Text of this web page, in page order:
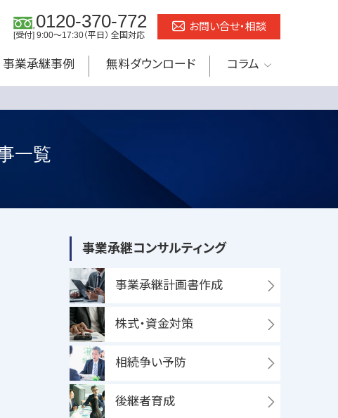
0120-370-772
[受付] 9:00～17:30（平日） 全国対応
お問い合せ・相談
事業承継事例 無料ダウンロード コラム
一覧
事業承継コンサルティング
事業承継計画書作成
株式・資金対策
相続争い予防
後継者育成